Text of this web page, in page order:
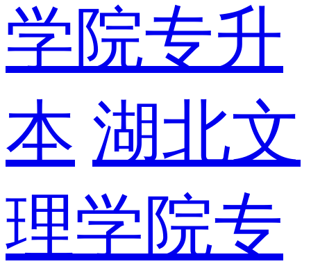
学院专升
本 湖北文
理学院专